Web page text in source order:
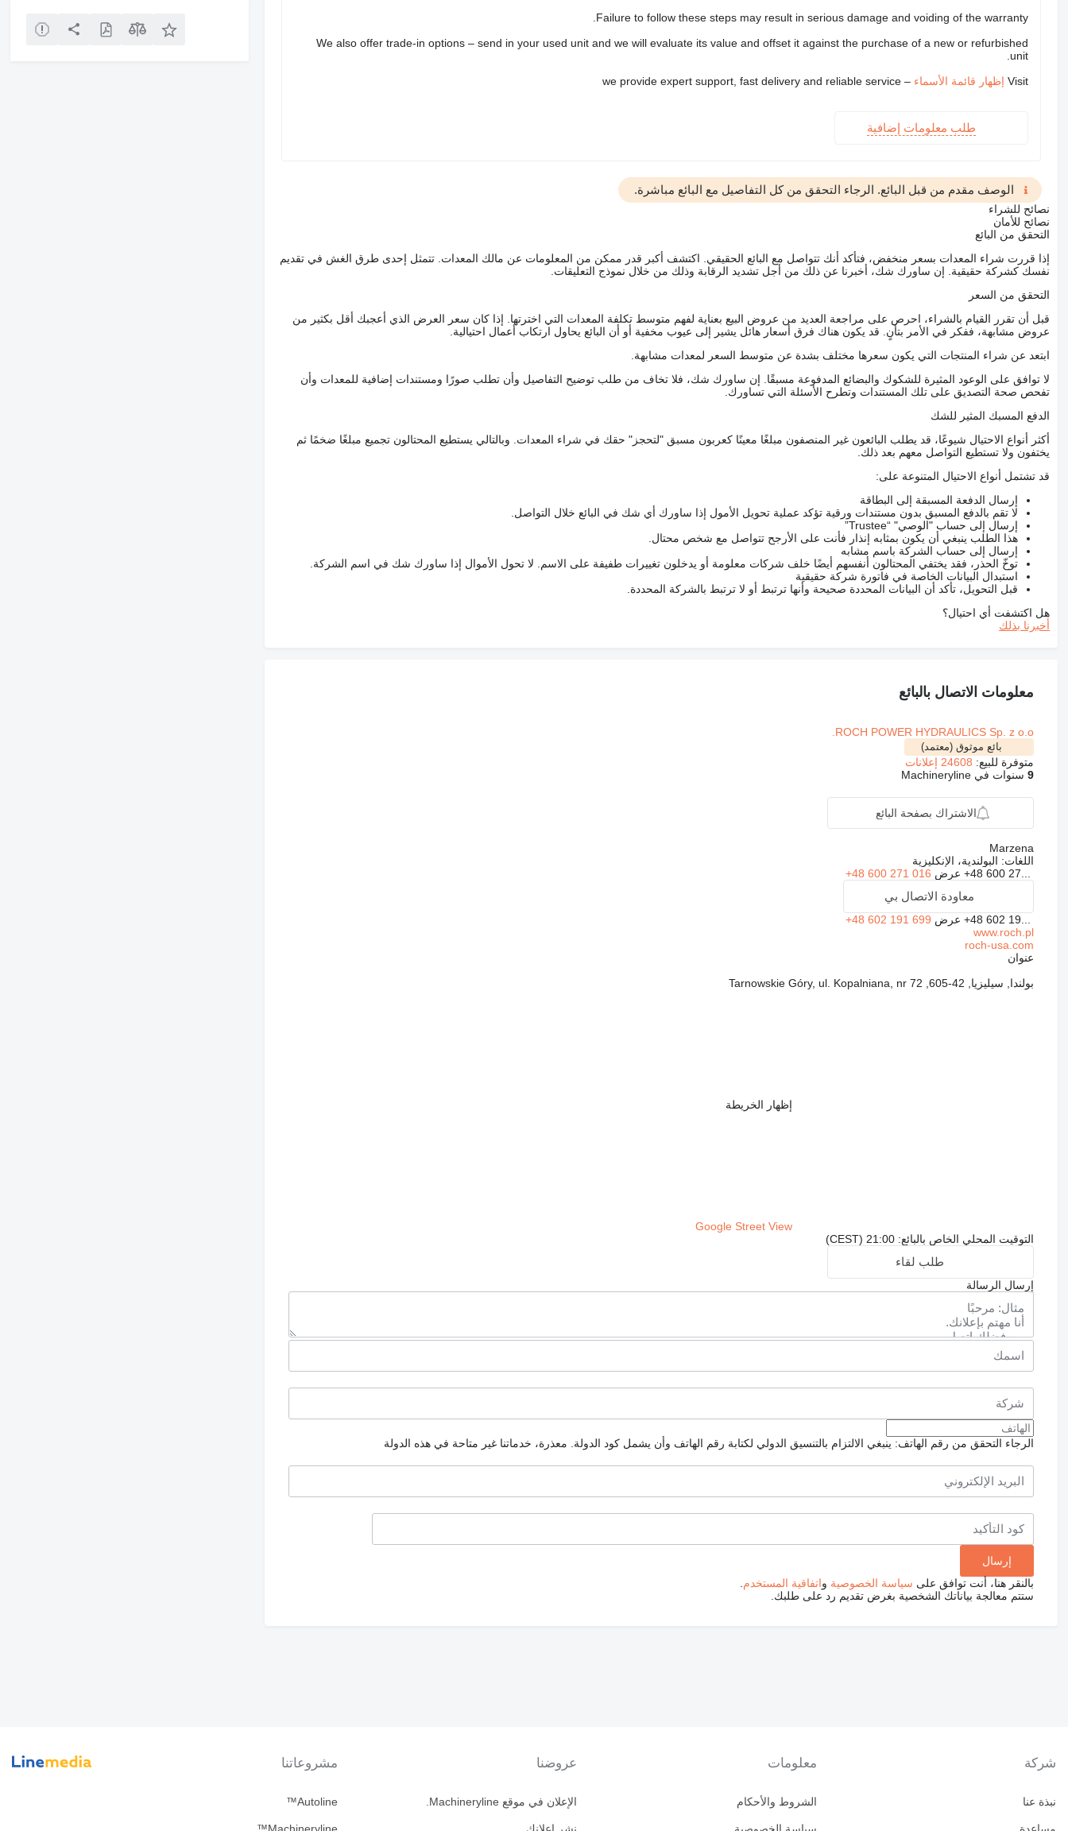
Failure to follow these steps may result in serious damage and voiding of the warranty.
We also offer trade-in options – send in your used unit and we will evaluate its value and offset it against the purchase of a new or refurbished
unit.
Visit إظهار قائمة الأسماء – we provide expert support, fast delivery and reliable service
طلب معلومات إضافية
الوصف مقدم من قبل البائع. الرجاء التحقق من كل التفاصيل مع البائع مباشرة.
نصائح للشراء
نصائح للأمان
التحقق من البائع
إذا قررت شراء المعدات بسعر منخفض، فتأكد أنك تتواصل مع البائع الحقيقي. اكتشف أكبر قدر ممكن من المعلومات عن مالك المعدات. تتمثل إحدى طرق الغش في تقديم
نفسك كشركة حقيقية. إن ساورك شك، أخبرنا عن ذلك من أجل تشديد الرقابة وذلك من خلال نموذج التعليقات.
التحقق من السعر
قبل أن تقرر القيام بالشراء، احرص على مراجعة العديد من عروض البيع بعناية لفهم متوسط تكلفة المعدات التي اخترتها. إذا كان سعر العرض الذي أعجبك أقل بكثير من
عروض مشابهة، ففكر في الأمر بتأنٍ. قد يكون هناك فرق أسعار هائل يشير إلى عيوب مخفية أو أن البائع يحاول ارتكاب أعمال احتيالية.
ابتعد عن شراء المنتجات التي يكون سعرها مختلف بشدة عن متوسط السعر لمعدات مشابهة.
لا توافق على الوعود المثيرة للشكوك والبضائع المدفوعة مسبقًا. إن ساورك شك، فلا تخاف من طلب توضيح التفاصيل وأن تطلب صورًا ومستندات إضافية للمعدات وأن
تفحص صحة التصديق على تلك المستندات وتطرح الأسئلة التي تساورك.
الدفع المسبك المثير للشك
أكثر أنواع الاحتيال شيوعًا، قد يطلب البائعون غير المنصفون مبلغًا معينًا كعربون مسبق "لتحجز" حقك في شراء المعدات. وبالتالي يستطيع المحتالون تجميع مبلغًا ضخمًا ثم
يختفون ولا تستطيع التواصل معهم بعد ذلك.
قد تشتمل أنواع الاحتيال المتنوعة على:
إرسال الدفعة المسبقة إلى البطاقة
لا تقم بالدفع المسبق بدون مستندات ورقية تؤكد عملية تحويل الأمول إذا ساورك أي شك في البائع خلال التواصل.
إرسال إلى حساب "الوصي" “Trustee”
هذا الطلب ينبغي أن يكون بمثابه إنذار فأنت على الأرجح تتواصل مع شخص محتال.
إرسال إلى حساب الشركة باسم مشابه
توخّ الحذر، فقد يختفي المحتالون أنفسهم أيضًا خلف شركات معلومة أو يدخلون تغييرات طفيفة على الاسم. لا تحول الأموال إذا ساورك شك في اسم الشركة.
استبدال البيانات الخاصة في فاتورة شركة حقيقية
قبل التحويل، تأكد أن البيانات المحددة صحيحة وأنها ترتبط أو لا ترتبط بالشركة المحددة.
هل اكتشفت أي احتيال؟
أخبرنا بذلك
معلومات الاتصال بالبائع
ROCH POWER HYDRAULICS Sp. z o.o.
بائع موثوق (معتمد)
متوفرة للبيع: 24608 إعلانات
9سنوات في Machineryline
الاشتراك بصفحة البائع
Marzena
اللغات: البولندية، الإنكليزية
+48 600 27... عرض +48 600 271 016
معاودة الاتصال بي
+48 602 19... عرض +48 602 191 699
www.roch.pl
roch-usa.com
عنوان
بولندا, سيليزيا, 42-605, Tarnowskie Góry, ul. Kopalniana, nr 72
إظهار الخريطة
Google Street View
التوقيت المحلي الخاص بالبائع: 21:00 (CEST)
طلب لقاء
إرسال الرسالة
الرجاء التحقق من رقم الهاتف: ينبغي الالتزام بالتنسيق الدولي لكتابة رقم الهاتف وأن يشمل كود الدولة. معذرة، خدماتنا غير متاحة في هذه الدولة
بالنقر هنا، أنت توافق على سياسة الخصوصية واتفاقية المستخدم
ستتم معالجة بياناتك الشخصية بغرض تقديم رد على طلبك.
شركة
نبذة عنا
معلومات
الشروط والأحكام
عروضنا
الإعلان في موقع Machineryline.
مشروعاتنا
Autoline™